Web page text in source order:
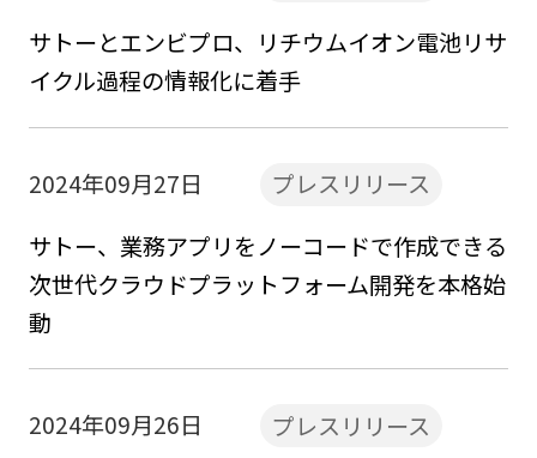
サトーとエンビプロ、リチウムイオン電池リサ
イクル過程の情報化に着手
2024年09月27日
プレスリリース
サトー、業務アプリをノーコードで作成できる
次世代クラウドプラットフォーム開発を本格始
動
2024年09月26日
プレスリリース